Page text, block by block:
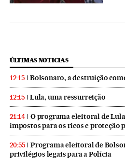
ÚLTIMAS NOTICIAS
12:15 Bolsonaro, a destruição
12:15 Lula, uma ressurreição
21:14
O programa eleitoral de
impostos para os ricos e proteção
20:55
Programa eleitoral de
privilégios legais para a Polícia